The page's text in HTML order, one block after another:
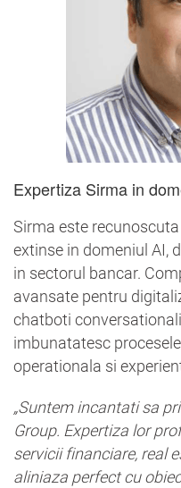
Expertiza Sirma in
Sirma este
extinse in domeniul AI,
in sectorul bancar.
avansate pentru
chatboti
imbunatatesc
operationala si
„Suntem incantati sa
Group. Expertiza lor
servicii financiare, real
aliniaza perfect cu